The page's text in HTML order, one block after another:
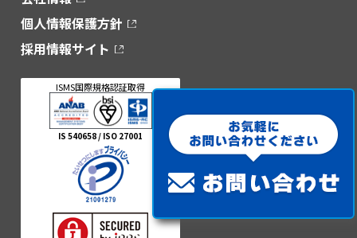
個人情報保護方針
採用情報サイト
ISMS国際規格認証取得
IS 540658 / ISO 27001